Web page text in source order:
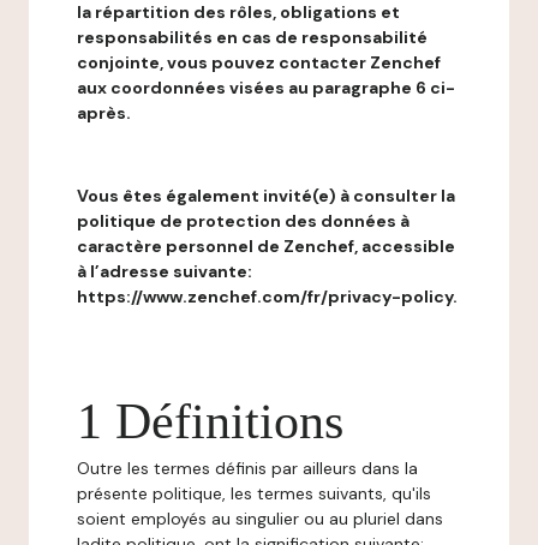
la répartition des rôles, obligations et
responsabilités en cas de responsabilité
conjointe, vous pouvez contacter Zenchef
aux coordonnées visées au paragraphe 6 ci-
après.
Vous êtes également invité(e) à consulter la
politique de protection des données à
caractère personnel de Zenchef, accessible
à l’adresse suivante:
https://www.zenchef.com/fr/privacy-policy.
1 Définitions
Outre les termes définis par ailleurs dans la
présente politique, les termes suivants, qu'ils
soient employés au singulier ou au pluriel dans